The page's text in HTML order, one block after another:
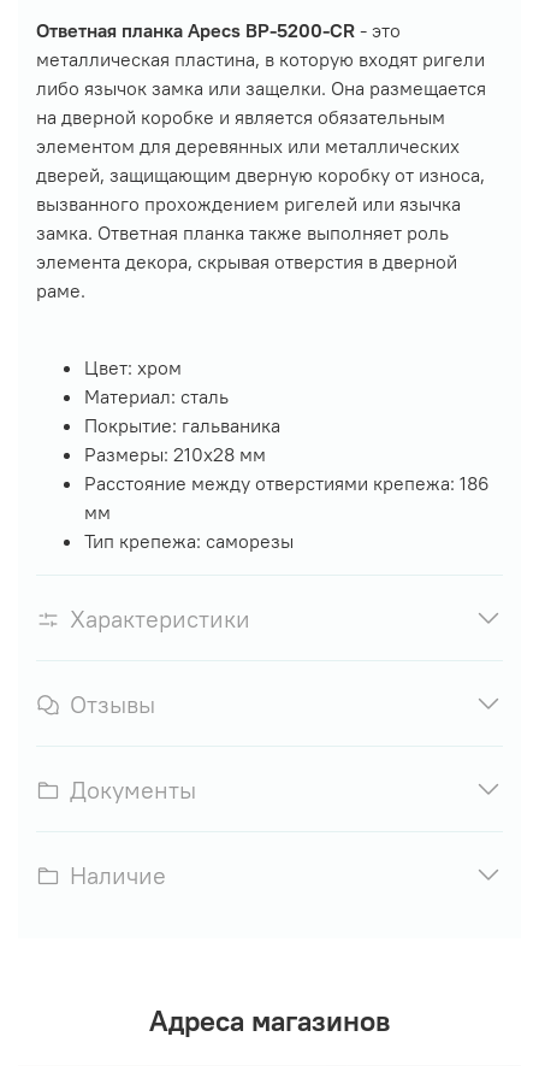
Ответная планка Apecs ВР-5200-CR - это
металлическая пластина, в которую входят ригели
либо язычок замка или защелки. Она размещается
на дверной коробке и является обязательным
элементом для деревянных или металлических
дверей, защищающим дверную коробку от износа,
вызванного прохождением ригелей или язычка
замка. Ответная планка также выполняет роль
элемента декора, скрывая отверстия в дверной
раме.
Цвет: хром
Материал: сталь
Покрытие: гальваника
Размеры: 210х28 мм
Расстояние между отверстиями крепежа: 186
мм
Тип крепежа: саморезы
Характеристики
Отзывы
Документы
Наличие
Адреса магазинов